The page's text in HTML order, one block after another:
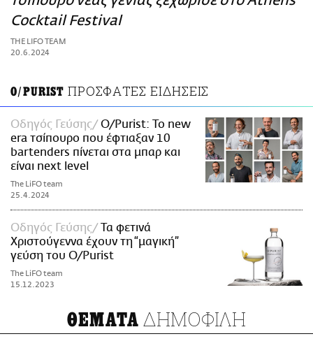
ΑΜΠΑ
PRINT
Cocktail Festival
THE LIFO TEAM
20.6.2024
O/PURIST ΠΡΟΣΦΑΤΕΣ ΕΙΔΗΣΕΙΣ
Οδηγός Γεύσης
O/Purist: Το new
era τσίπουρο που έφτιαξαν 10
bartenders πίνεται στα μπαρ και
είναι next level
The LiFO team
25.4.2024
Οδηγός Γεύσης
Τα φετινά
Χριστούγεννα έχουν τη “μαγική”
γεύση του O/Purist
The LiFO team
15.12.2023
ΘΕΜΑΤΑ ΔΗΜΟΦΙΛΗ